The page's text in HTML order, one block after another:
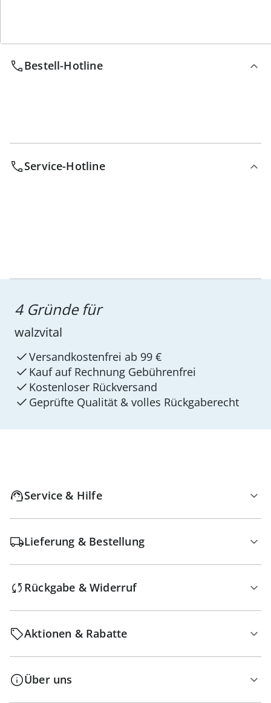
Bestell-Hotline
Service-Hotline
4 Gründe für
walzvital
Versandkostenfrei ab 99 €
Kauf auf Rechnung Gebührenfrei
Kostenloser Rückversand
Geprüfte Qualität & volles Rückgaberecht
Service & Hilfe
Lieferung & Bestellung
Rückgabe & Widerruf
Aktionen & Rabatte
Über uns